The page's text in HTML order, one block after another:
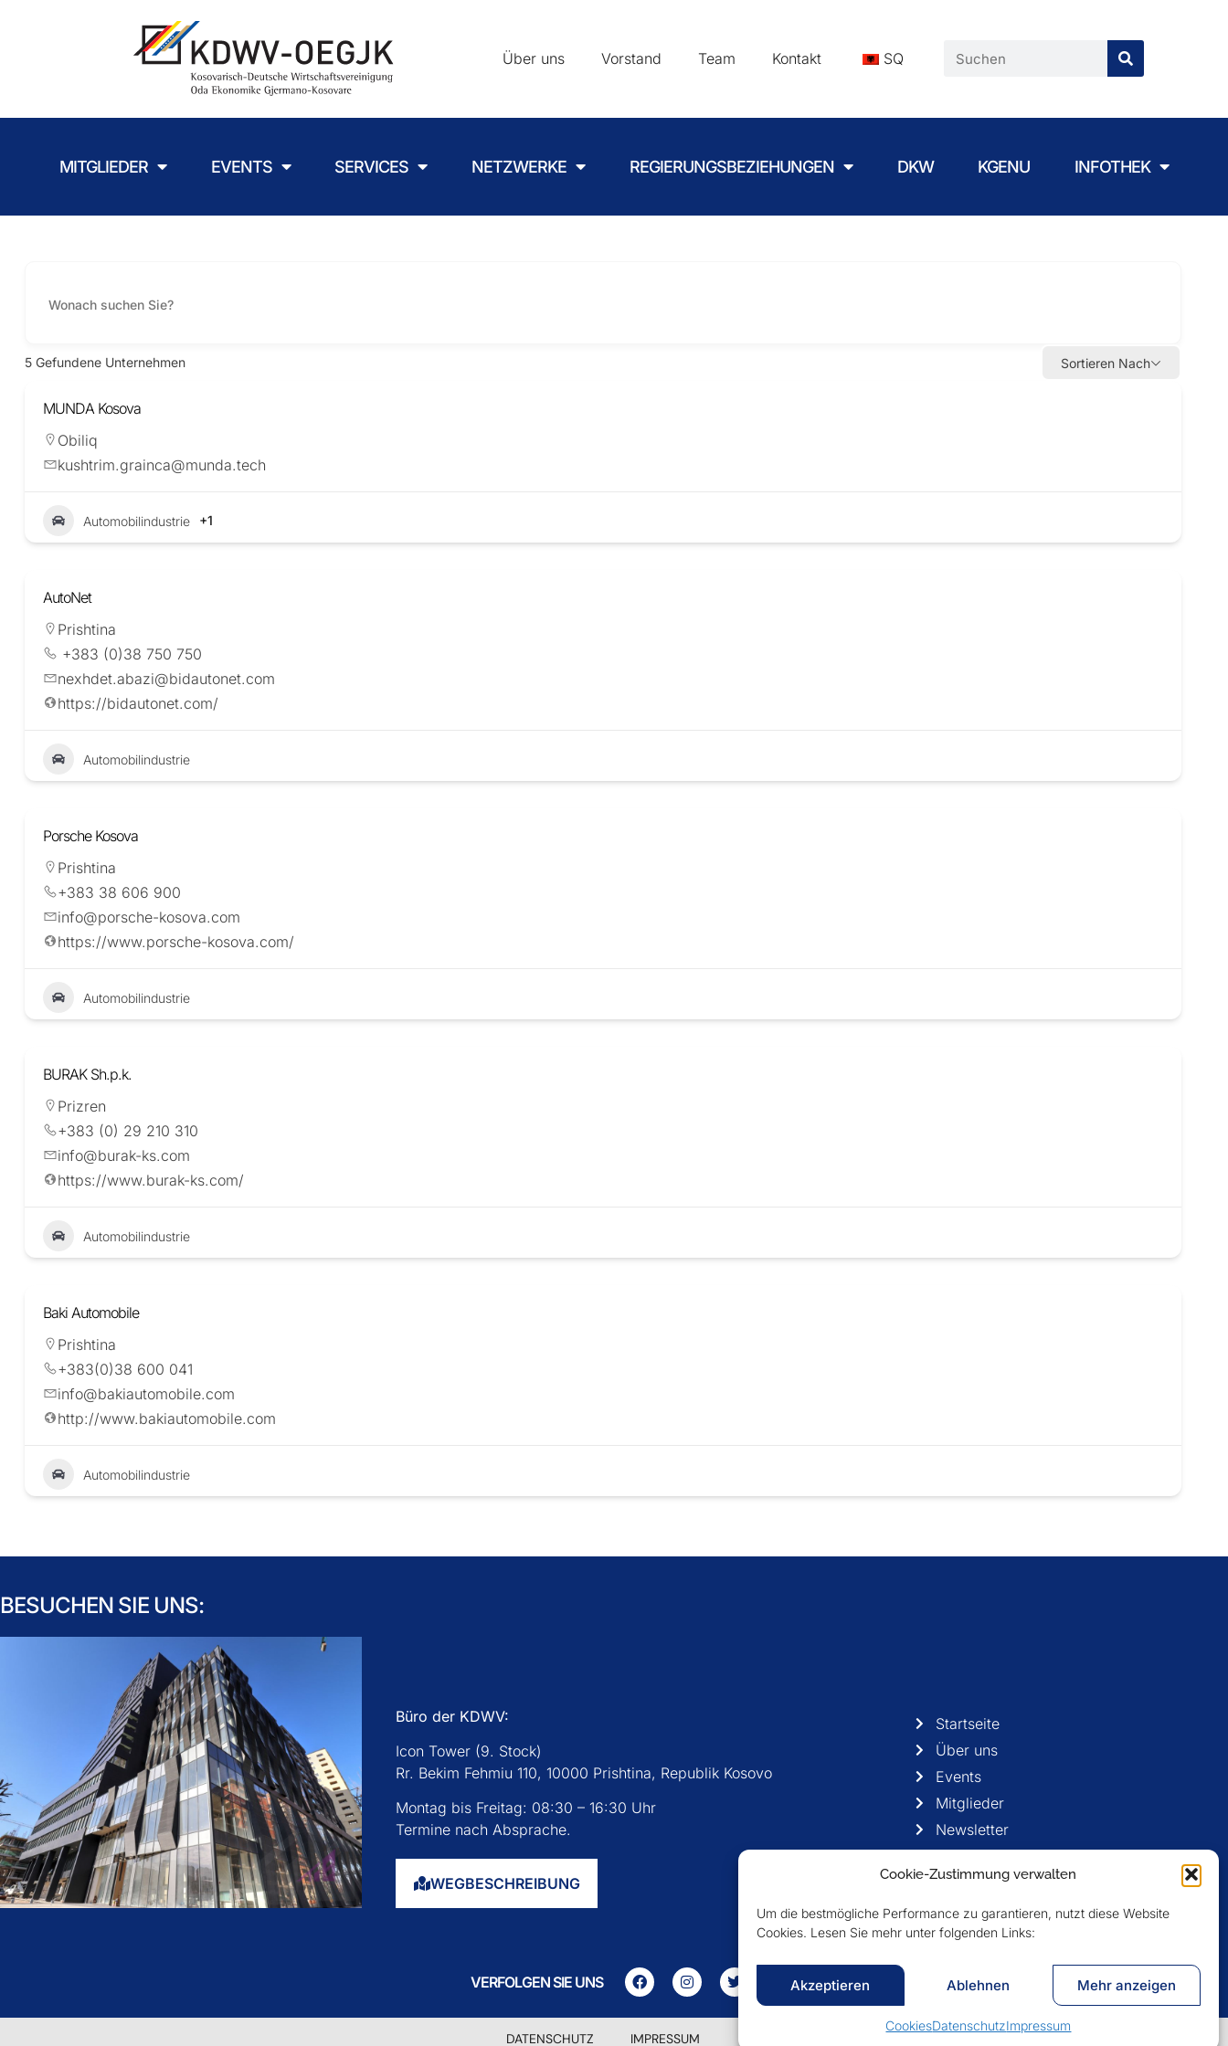
Cookie-Zustimmung verwalten
Um die bestmögliche Performance zu garantieren, nutzt diese Website
Cookies. Lesen Sie mehr unter folgenden Links:
Akzeptieren Ablehnen Mehr anzeigen
CookiesDatenschutzImpressum
Über uns Vorstand Team Kontakt SQ
MITGLIEDER EVENTS SERVICES NETZWERKE REGIERUNGSBEZIEHUNGEN DKW KGENU INFOTHEK
5 Gefundene Unternehmen Sortieren Nach
MUNDA Kosova
Obiliq
kushtrim.grainca@munda.tech
Automobilindustrie +1
AutoNet
Prishtina
+383 (0)38 750 750
nexhdet.abazi@bidautonet.com
https://bidautonet.com/
Automobilindustrie
Porsche Kosova
Prishtina
+383 38 606 900
info@porsche-kosova.com
https://www.porsche-kosova.com/
Automobilindustrie
BURAK Sh.p.k.
Prizren
+383 (0) 29 210 310
info@burak-ks.com
https://www.burak-ks.com/
Automobilindustrie
Baki Automobile
Prishtina
+383(0)38 600 041
info@bakiautomobile.com
http://www.bakiautomobile.com
Automobilindustrie
BESUCHEN SIE UNS:
Büro der KDWV:
Icon Tower (9. Stock)
Rr. Bekim Fehmiu 110, 10000 Prishtina, Republik Kosovo
Montag bis Freitag: 08:30 – 16:30 Uhr
Termine nach Absprache.
WEGBESCHREIBUNG
Startseite
Über uns
Events
Mitglieder
Newsletter
VERFOLGEN SIE UNS
DATENSCHUTZ IMPRESSUM